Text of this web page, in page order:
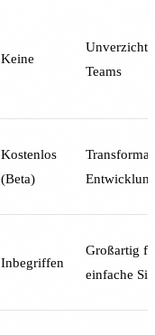
Keine
Teams
Kostenlos
(Beta)
Inbegriffen
Großartig
einfache